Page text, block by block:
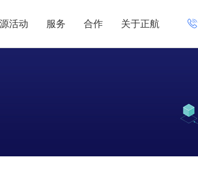
活动 服务 合作 关于正航